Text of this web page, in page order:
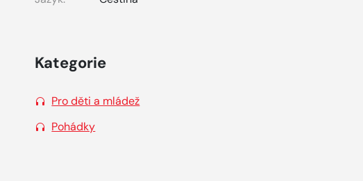
Kategorie
Pro děti a mládež
Pohádky